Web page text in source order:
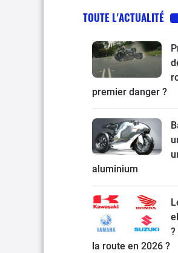
TOUTE L'ACTUALITÉ
premier danger ?
aluminium
?
la route en 2026 ?